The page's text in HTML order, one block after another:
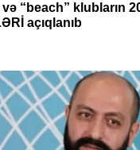
“beach” klubların
açıqlanıb